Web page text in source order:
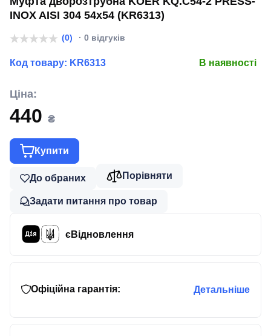
INOX AISI 304 54x54 (KR6313)
(0) · 0 відгуків
Код товару: KR6313 В наявності
Ціна:
440 ₴
Купити
До обраних Порівняти
Задати питання про товар
єВідновлення
Офіційна гарантія: Детальніше